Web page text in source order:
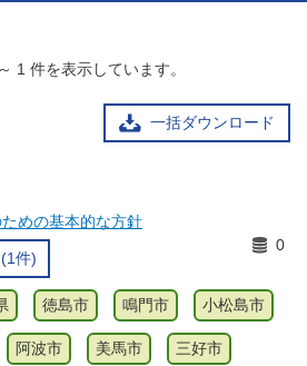
～ 1 件を表示しています。
一括ダウンロード
めの基本的な方針
件)
0
徳島市 鳴門市 小松島市
阿波市 美馬市 三好市